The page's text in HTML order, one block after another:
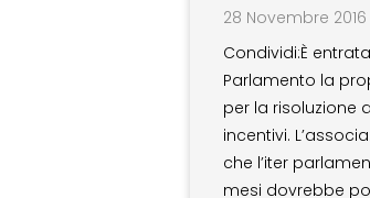
28 Novembre 2016
Condividi:È
Parlamento la
per la risoluzione
incentivi.
che l’iter
mesi dovrebbe